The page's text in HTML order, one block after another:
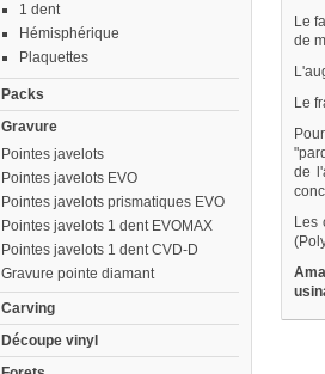
1 dent
Hémisphérique
Plaquettes
Packs
Gravure
Pointes javelots
Pointes javelots EVO
Pointes javelots prismatiques EVO
Pointes javelots 1 dent EVOMAX
Pointes javelots 1 dent CVD-D
Gravure pointe diamant
Carving
Découpe vinyl
Le
de
Le
de
Les